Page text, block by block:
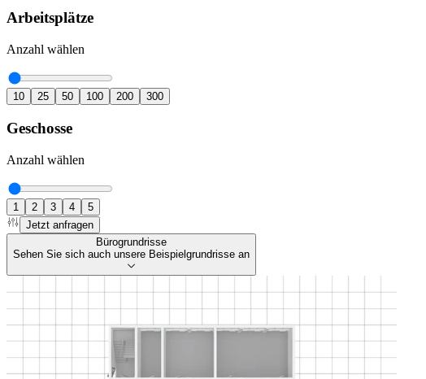
Arbeitsplätze
Anzahl wählen
10 25 50 100 200 300
Geschosse
Anzahl wählen
1 2 3 4
5
Jetzt anfragen
Bürogrundrisse
Sehen Sie sich auch unsere Beispielgrundrisse an